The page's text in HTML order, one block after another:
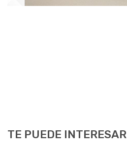
TE PUEDE INTERESAR